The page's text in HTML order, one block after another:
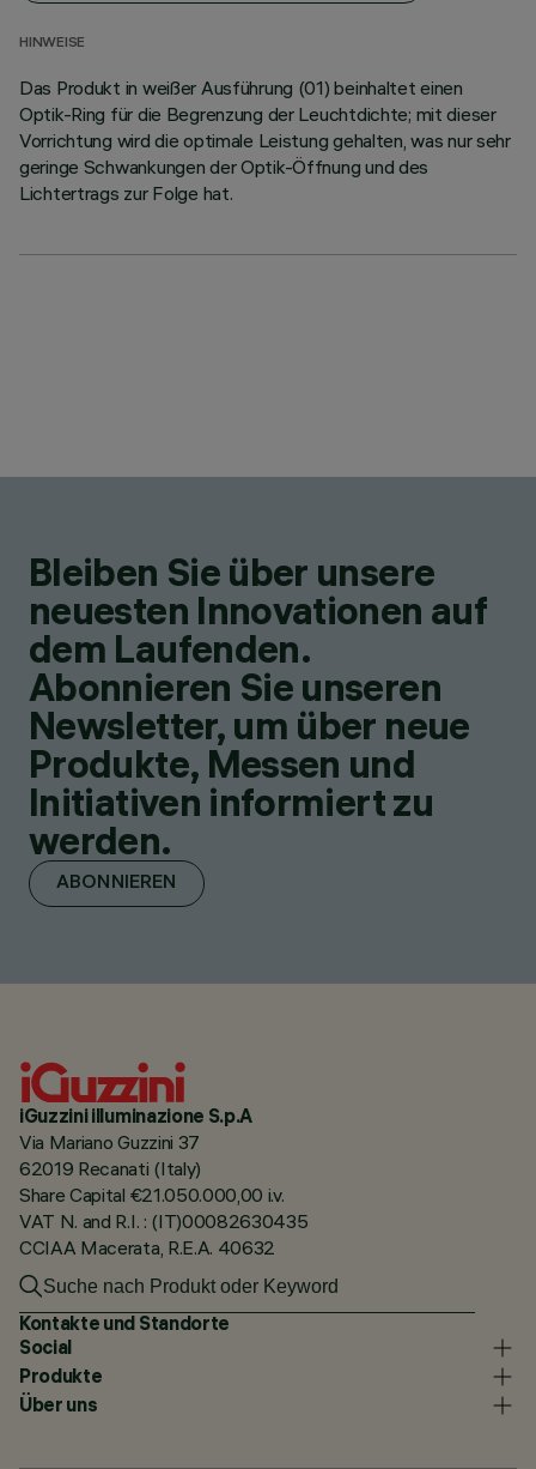
HINWEISE
Das Produkt in weißer Ausführung (01) beinhaltet einen
Optik-Ring für die Begrenzung der Leuchtdichte; mit dieser
Vorrichtung wird die optimale Leistung gehalten, was nur sehr
geringe Schwankungen der Optik-Öffnung und des
Lichtertrags zur Folge hat.
Bleiben Sie über unsere
neuesten Innovationen auf
dem Laufenden.
Abonnieren Sie unseren
Newsletter, um über neue
Produkte, Messen und
Initiativen informiert zu
werden.
ABONNIEREN
iGuzzini illuminazione S.p.A
Via Mariano Guzzini 37
62019 Recanati (Italy)
Share Capital €21.050.000,00 i.v.
VAT N. and R.I. : (IT)00082630435
CCIAA Macerata, R.E.A. 40632
Kontakte und Standorte
Social
Produkte
Über uns